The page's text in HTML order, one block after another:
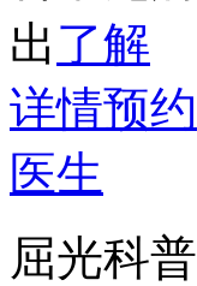
出 了解
详情预约
医生
屈光科普